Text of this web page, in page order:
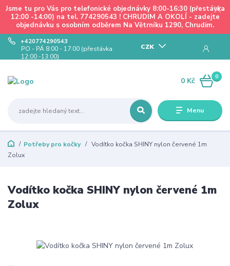
Jsme tu pro Vás pro telefonické objednávky 8:00-16:30 (přestávka
12:00 -14:00) na tel. 774290543 ! CHRUDIM A OKOLÍ - zadejte
objednávku s osobním odběrem Na Větrníku 1290, Chrudim.
Menu
CZK
+420774290543
PO - PÁ 8:00 - 17:00 (přestávka
12:00 -13:00)
0
0 Kč
Potřeby pro kočky
Vodítko kočka SHINY nylon červené 1m
Zolux
Vodítko kočka SHINY nylon červené 1m
Zolux